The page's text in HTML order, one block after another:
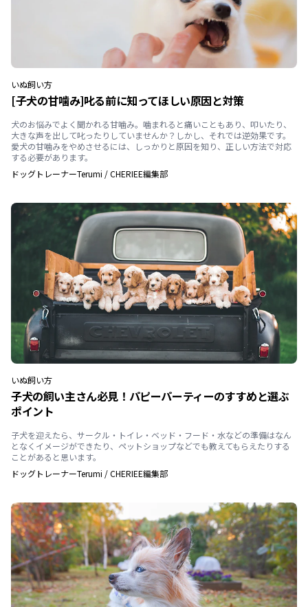
いぬ飼い方
[子犬の甘噛み]叱る前に知ってほしい原因と対策
犬のお悩みでよく聞かれる甘噛み。噛まれると痛いこともあり、叩いたり、
大きな声を出して叱ったりしていませんか？しかし、それでは逆効果です。
愛犬の甘噛みをやめさせるには、しっかりと原因を知り、正しい方法で対応
する必要があります。
ドッグトレーナーTerumi /CHERIEE編集部
いぬ飼い方
子犬の飼い主さん必見！パピーパーティーのすすめと選ぶ
ポイント
子犬を迎えたら、サークル・トイレ・ベッド・フード・水などの準備はなん
となくイメージができたり、ペットショップなどでも教えてもらえたりする
ことがあると思います。
ドッグトレーナーTerumi /CHERIEE編集部